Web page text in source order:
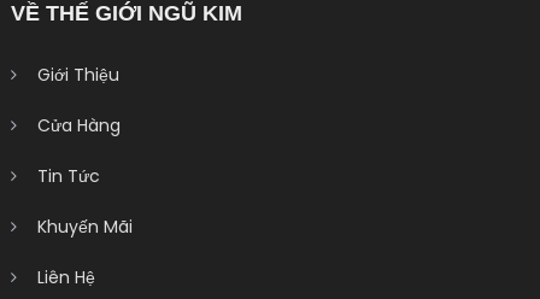
VỀ THẾ GIỚI NGŨ KIM
Giới Thiệu
Cửa Hàng
Tin Tức
Khuyến Mãi
Liên Hệ